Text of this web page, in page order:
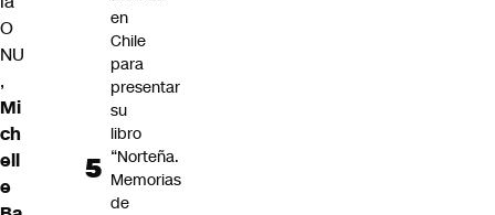
O
NU
,
Mi
ch
ell
e
en
Chile
para
presentar
su
libro
“Norteña.
Memorias
de